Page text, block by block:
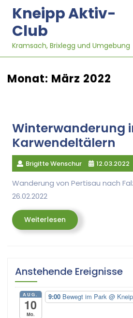
content
Kneipp Aktiv-
Club
Kramsach, Brixlegg und Umgebung
Monat: März 2022
Winterwanderung
Karwendeltälern
Brigitte Wenschur 12.03.2022
Wanderung von Pertisau nach
26.02.2022
Weiterlesen Weiterlesen
Anstehende Ereignisse
AUG.
10
Mo.
9:00 Bewegt im Park @